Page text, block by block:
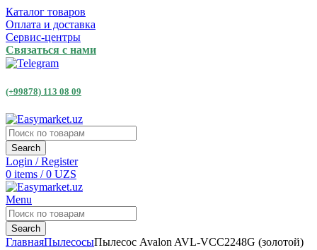
Каталог товаров
Оплата и доставка
Сервис-центры
Связаться с нами
(+99878) 113 08 09
Search
Login / Register
0 items / 0 UZS
Menu
Search
ГлавнаяПылесосыПылесос Avalon AVL-VCC2248G (золотой)